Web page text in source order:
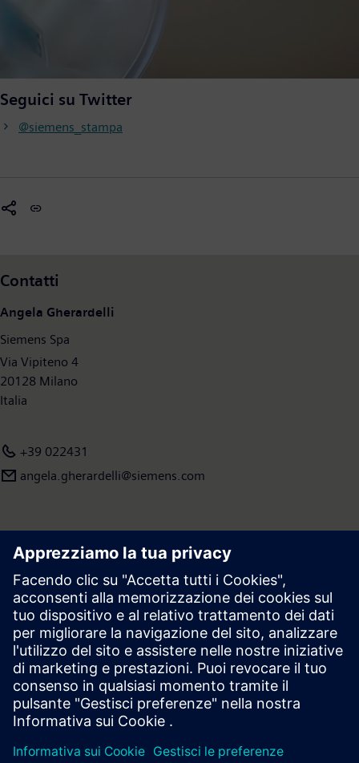
Seguici su Twitter
@siemens_stampa
Contatti
Angela Gherardelli
Siemens Spa
Via Vipiteno 4
20128 Milano
Italia
+39 022431
angela.gherardelli@siemens.com
Area stampa | Azienda | Siemens
© Siemens 1996 – 2026
Informazioni Corporate
Privacy
Cookie Notice